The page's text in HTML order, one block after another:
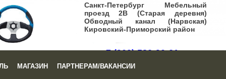
Санкт-Петербург Мебельный
проезд 2В (Старая деревня)
Обводный канал (Нарвская)
Кировский-Приморский район
+7 (909) 582-90-21
Заказать звонок|Написать письмо
МАГАЗИН ПАРТНЕРАМ/ВАКАНСИИ